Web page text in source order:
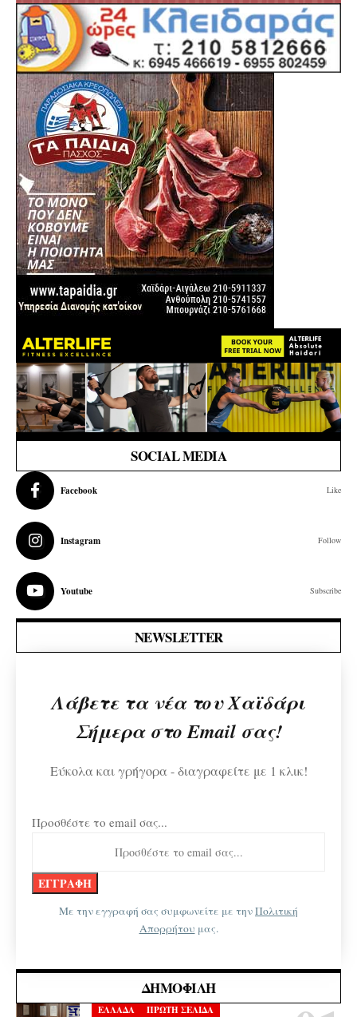
SOCIAL MEDIA
Facebook Like
Instagram Follow
Youtube Subscribe
NEWSLETTER
Λάβετε τα νέα του Χαϊδάρι
Σήμερα στο Email σας!
Εύκολα και γρήγορα - διαγραφείτε με 1 κλικ!
Προσθέστε το email σας...
Με την εγγραφή σας συμφωνείτε με τηνΠολιτική
Απορρήτου μας.
ΔΗΜΟΦΙΛΉ
ΕΛΛΑΔΑ ΠΡΩΤΗ ΣΕΛΙΔΑ